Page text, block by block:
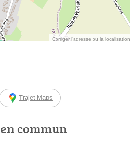
Corriger l’adresse ou la localisation
Trajet Maps
commun